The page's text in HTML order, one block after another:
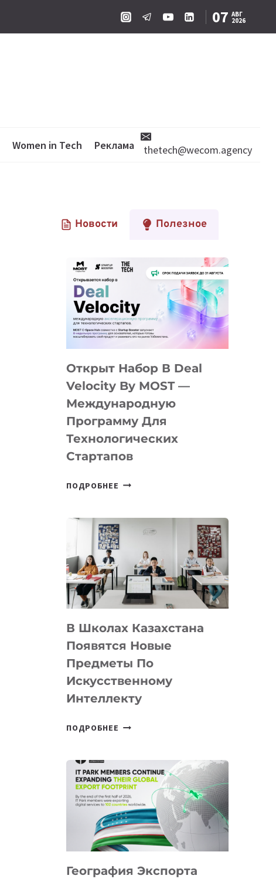
07 АВГ
2026
Women in Tech Реклама thetech@wecom.agency
Новости Полезное
Открыт Набор В Deal
Velocity By MOST —
Международную
Программу Для
Технологических
Стартапов
ПОДРОБНЕЕ ОТКРЫТ
DEAL
VELOCITY
MOST
—
МЕЖДУНАРОДНУЮ
ДЛЯ
ТЕХНОЛОГИЧЕСКИХ
СТАРТАПОВ
В Школах Казахстана
Появятся Новые
Предметы По
Искусственному
Интеллекту
ПОДРОБНЕЕ
ПОЯВЯТСЯ
НОВЫЕ
ПРЕДМЕТЫ
ПО
ИСКУССТВЕННОМУ
ИНТЕЛЛЕКТУ
География Экспорта